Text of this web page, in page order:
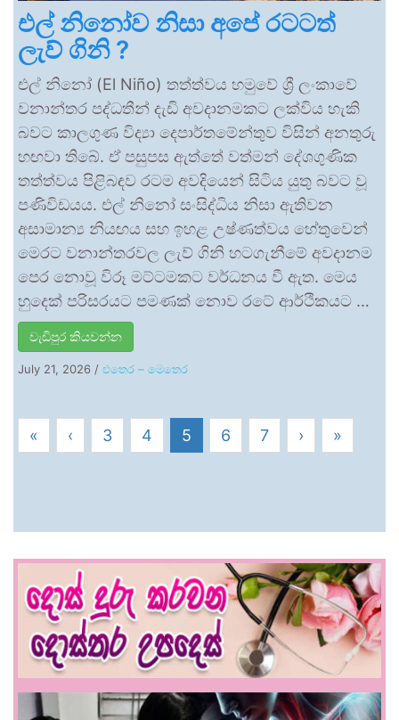
එල් නිනෝව නිසා අපේ රටටත්
ලැව් ගිනි ?
එල් නිනෝ (El Niño) තත්ත්වය හමුවේ ශ්‍රී ලංකාවේ
වනාන්තර පද්ධතීන් දැඩි අවදානමකට ලක්විය හැකි
බවට කාලගුණ විද්‍යා දෙපාර්තමේන්තුව විසින් අනතුරු
හඟවා තිබේ. ඒ පසුපස ඇත්තේ වත්මන් දේශගුණික
තත්ත්වය පිළිබඳව රටම අවදියෙන් සිටිය යුතු බවට වූ
පණිවිඩයය. එල් නිනෝ සංසිද්ධිය නිසා ඇතිවන
අසාමාන්‍ය නියඟය සහ ඉහළ උෂ්ණත්වය හේතුවෙන්
මෙරට වනාන්තරවල ලැව් ගිනි හටගැනීමේ අවදානම
පෙර නොවූ විරූ මට්ටමකට වර්ධනය වී ඇත. මෙය
හුදෙක් පරිසරයට පමණක් නොව රටේ ආර්ථිකයට …
වැඩිපුර කියවන්න
July 21, 2026 / එතෙර – මෙතෙර
« ‹ 3 4 5 6 7 › »